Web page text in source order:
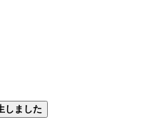
しました